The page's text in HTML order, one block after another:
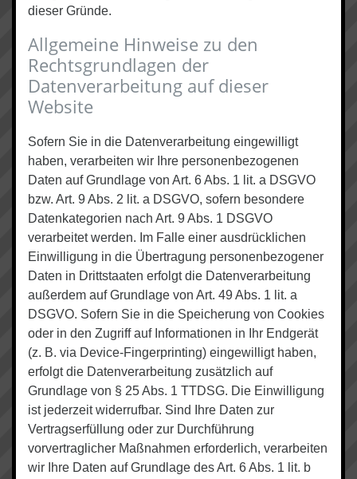
dieser Gründe.
Allgemeine Hinweise zu den
Rechtsgrundlagen der
Datenverarbeitung auf dieser
Website
Sofern Sie in die Datenverarbeitung eingewilligt
haben, verarbeiten wir Ihre personenbezogenen
Daten auf Grundlage von Art. 6 Abs. 1 lit. a DSGVO
bzw. Art. 9 Abs. 2 lit. a DSGVO, sofern besondere
Datenkategorien nach Art. 9 Abs. 1 DSGVO
verarbeitet werden. Im Falle einer ausdrücklichen
Einwilligung in die Übertragung personenbezogener
Daten in Drittstaaten erfolgt die Datenverarbeitung
außerdem auf Grundlage von Art. 49 Abs. 1 lit. a
DSGVO. Sofern Sie in die Speicherung von Cookies
oder in den Zugriff auf Informationen in Ihr Endgerät
(z. B. via Device-Fingerprinting) eingewilligt haben,
erfolgt die Datenverarbeitung zusätzlich auf
Grundlage von § 25 Abs. 1 TTDSG. Die Einwilligung
ist jederzeit widerrufbar. Sind Ihre Daten zur
Vertragserfüllung oder zur Durchführung
vorvertraglicher Maßnahmen erforderlich, verarbeiten
wir Ihre Daten auf Grundlage des Art. 6 Abs. 1 lit. b